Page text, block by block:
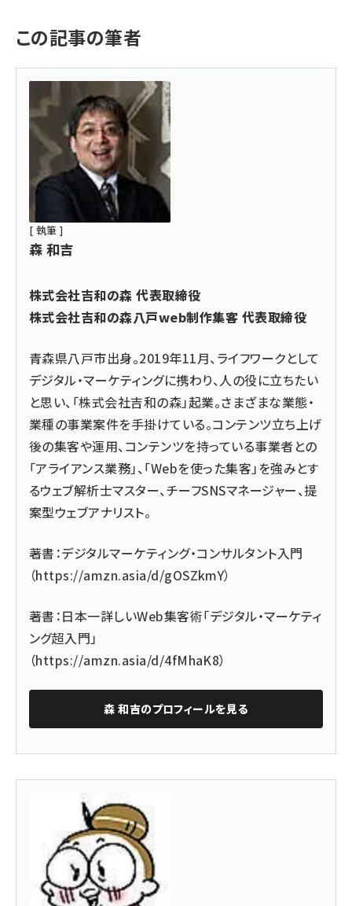
この記事の筆者
[ 執筆 ]
森 和吉
株式会社吉和の森 代表取締役
株式会社吉和の森八戸web制作集客 代表取締役
青森県八戸市出身。2019年11月、ライフワークとして
デジタル・マーケティングに携わり、人の役に立ちたい
と思い、「株式会社吉和の森」起業。さまざまな業態・
業種の事業案件を手掛けている。コンテンツ立ち上げ
後の集客や運用、コンテンツを持っている事業者との
「アライアンス業務」、「Webを使った集客」を強みとす
るウェブ解析士マスター、チーフSNSマネージャー、提
案型ウェブアナリスト。
著書：デジタルマーケティング・コンサルタント入門
（https://amzn.asia/d/gOSZkmY）
著書：日本一詳しいWeb集客術「デジタル・マーケティ
ング超入門」
（https://amzn.asia/d/4fMhaK8）
森 和吉のプロフィールを見る